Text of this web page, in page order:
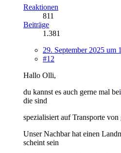
Reaktionen
811
Beiträge
1.381
29. September 2025 um
#12
Hallo Olli,
du kannst es auch gerne mal bei
die sind
spezialisiert auf Transporte von
Unser Nachbar hat einen
scheint sein